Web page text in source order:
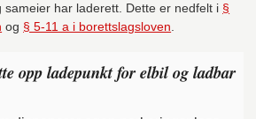
sameier har laderett. Dette er nedfelt i §
og § 5-11 a i borettslagsloven.
opp ladepunkt for elbil og ladbar